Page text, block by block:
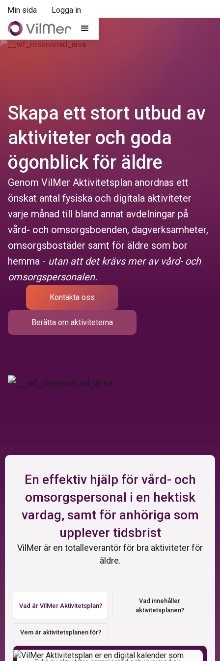
Min sida Logga in
Skapa ett stort utbud av
aktiviteter och goda
ögonblick för äldre
Genom VilMer Aktivitetsplan anordnas ett
önskat antal fysiska och digitala aktiviteter
varje månad till bland annat avdelningar på
vård- och omsorgsboenden, dagverksamheter,
omsorgsbostäder samt för äldre som bor
hemma - utan att det krävs mer av vård- och
omsorgspersonalen.
Kontakta oss
Berätta om aktiviteterna
En effektiv hjälp för vård- och
omsorgspersonal i en hektisk
vardag, samt för anhöriga som
upplever tidsbrist
VilMer är en totalleverantör för bra aktiviteter för
äldre.
Vad är VilMer Aktivitetsplan?
Vad innehåller
aktivitetsplanen?
Vem är aktivitetsplanen för?